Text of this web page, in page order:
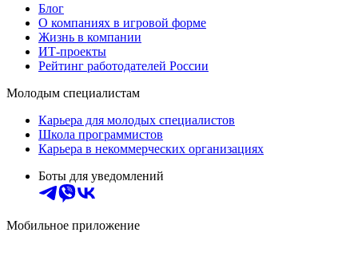
Блог
О компаниях в игровой форме
Жизнь в компании
ИТ-проекты
Рейтинг работодателей России
Молодым специалистам
Карьера для молодых специалистов
Школа программистов
Карьера в некоммерческих организациях
Боты для уведомлений
Мобильное приложение